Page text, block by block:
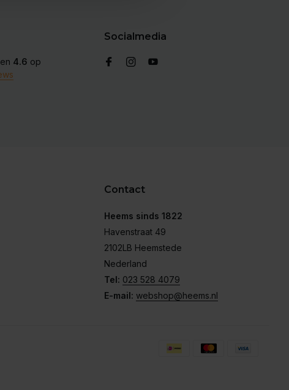
4.6 op
Socialmedia
Contact
Heems sinds 1822
Havenstraat 49
2102LB Heemstede
Nederland
Tel: 023 528 4079
E-mail: webshop@heems.nl